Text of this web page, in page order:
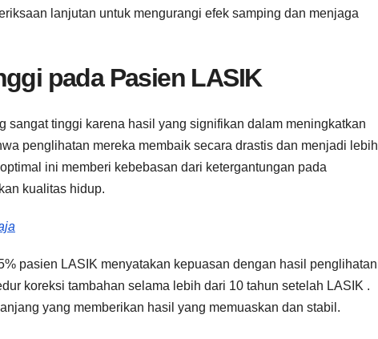
lanjutan untuk mengurangi efek samping dan menjaga
pada Pasien LASIK
sangat tinggi karena hasil yang signifikan dalam meningkatkan
penglihatan mereka membaik secara drastis dan menjadi lebih
ini memberi kebebasan dari ketergantungan pada
kualitas hidup.
pasien LASIK menyatakan kepuasan dengan hasil penglihatan
koreksi tambahan selama lebih dari 10 tahun setelah LASIK .
yang memberikan hasil yang memuaskan dan stabil.